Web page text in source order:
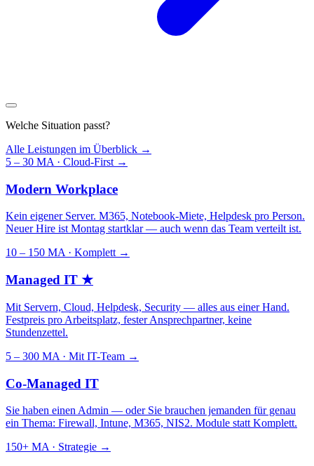
Welche Situation passt?
Alle Leistungen im Überblick →
5 – 30 MA · Cloud-First →
Modern Workplace
Kein eigener Server. M365, Notebook-Miete, Helpdesk pro Person.
Neuer Hire ist Montag startklar — auch wenn das Team verteilt ist.
10 – 150 MA · Komplett →
Managed IT ★
Mit Servern, Cloud, Helpdesk, Security — alles aus einer Hand.
Festpreis pro Arbeitsplatz, fester Ansprechpartner, keine
Stundenzettel.
5 – 300 MA · Mit IT-Team →
Co-Managed IT
Sie haben einen Admin — oder Sie brauchen jemanden für genau
ein Thema: Firewall, Intune, M365, NIS2. Module statt Komplett.
150+ MA · Strategie →